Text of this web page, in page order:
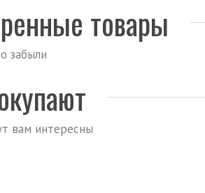
товары
забыли
вам интересны